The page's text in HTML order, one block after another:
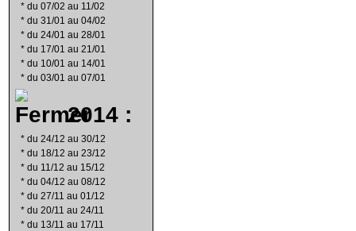
* du 07/02 au 11/02
* du 31/01 au 04/02
* du 24/01 au 28/01
* du 17/01 au 21/01
* du 10/01 au 14/01
* du 03/01 au 07/01
2014 :
* du 24/12 au 30/12
* du 18/12 au 23/12
* du 11/12 au 15/12
* du 04/12 au 08/12
* du 27/11 au 01/12
* du 20/11 au 24/11
* du 13/11 au 17/11